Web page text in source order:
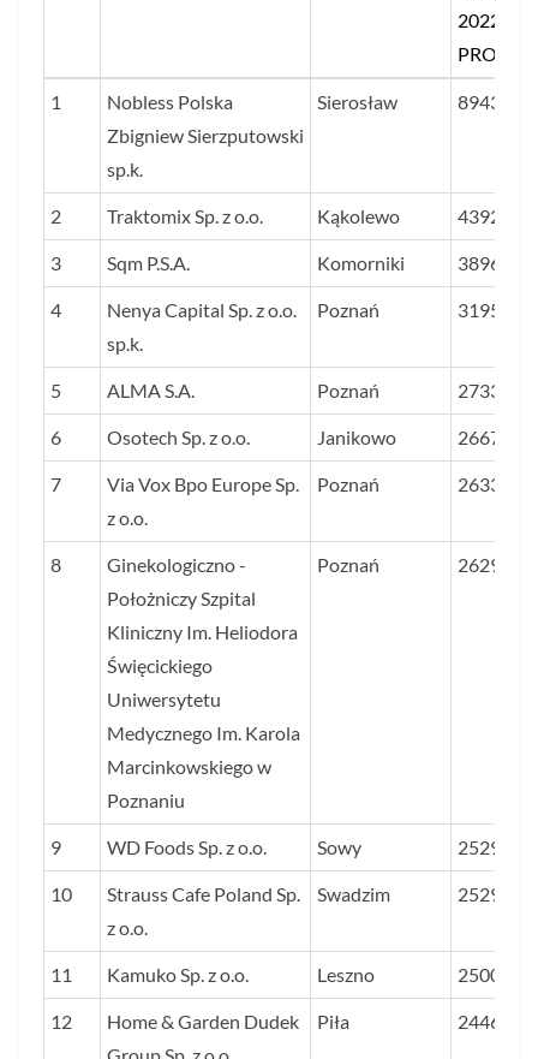
PROC.
LP.
NAZWA FIRMY SIEDZIBA
W
1
Nobless Polska
Zbigniew Sierzputowski
sp.k.
Sierosław 8943
2 Traktomix Sp. z o.o. Kąkolewo 4392
3 Sqm P.S.A. Komorniki 3896
4
Nenya Capital Sp. z o.o.
sp.k.
Poznań 3195
5 ALMA S.A. Poznań 2733
6 Osotech Sp. z o.o. Janikowo 2667
7
Via Vox Bpo Europe Sp.
z o.o.
Poznań 2633
8
Ginekologiczno -
Położniczy Szpital
Kliniczny Im. Heliodora
Święcickiego
Uniwersytetu
Medycznego Im. Karola
Marcinkowskiego w
Poznaniu
Poznań 2629
9 WD Foods Sp. z o.o. Sowy 2529
10
Strauss Cafe Poland Sp.
z o.o.
Swadzim 2529
11 Kamuko Sp. z o.o. Leszno 2500
12
Home & Garden Dudek
Piła 2446